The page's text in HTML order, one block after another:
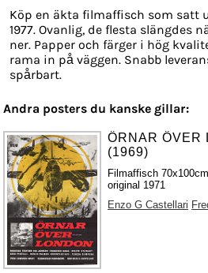
Köp en äkta filmaffisch som satt
1977. Ovanlig, de flesta slängdes
ner. Papper och färger i hög
rama in på väggen. Snabb
spårbart.
Andra posters du kanske gillar:
ÖRNAR ÖVER
(1969)
Filmaffisch
original 1971
Enzo G Castellari